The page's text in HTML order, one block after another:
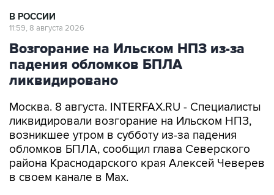
В РОССИИ
11:59, 8 августа 2026
Возгорание на Ильском НПЗ из-за
падения обломков БПЛА
ликвидировано
Москва. 8 августа. INTERFAX.RU - Специалисты
ликвидировали возгорание на Ильском НПЗ,
возникшее утром в субботу из-за падения
обломков БПЛА, сообщил глава Северского
района Краснодарского края Алексей Чеверев
в своем канале в Max.